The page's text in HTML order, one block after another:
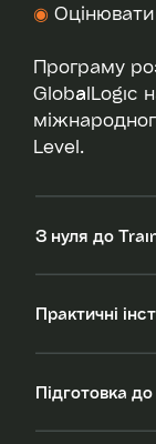
◉ Оцінювати
Програму
GlobalLogic
Level.
З нуля до
Практичні
Підготовка